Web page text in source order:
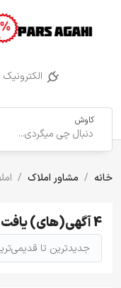
الکترونیک
کاوش
خانه مشاور املاک
4 آگهی(های) یافت شده:
جدیدترین تا